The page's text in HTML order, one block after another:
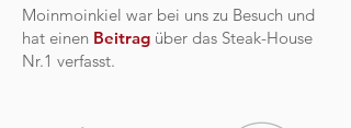
Moinmoinkiel war bei uns zu Besuch und
hat einen Beitrag über das Steak-House
Nr.1 verfasst.